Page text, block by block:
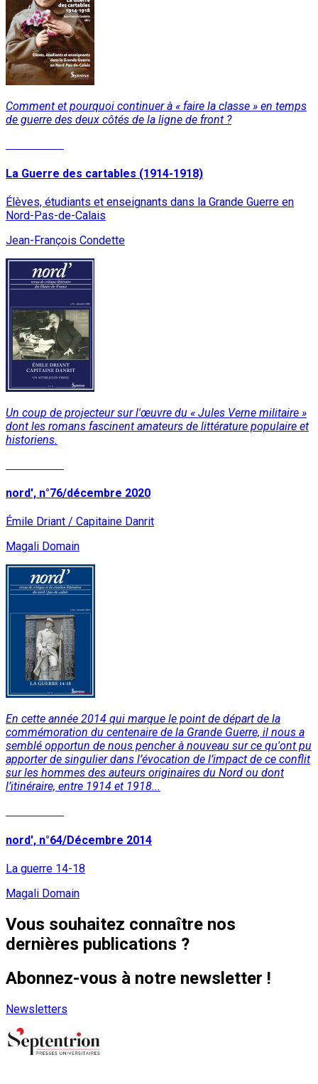
Comment et pourquoi continuer à « faire la classe » en temps
de guerre des deux côtés de la ligne de front ?
La Guerre des cartables (1914-1918)
Élèves, étudiants et enseignants dans la Grande Guerre en
Nord-Pas-de-Calais
Jean-François Condette
Un coup de projecteur sur l'œuvre du « Jules Verne militaire »
dont les romans fascinent amateurs de littérature populaire et
historiens.
nord', n°76/décembre 2020
Émile Driant / Capitaine Danrit
Magali Domain
En cette année 2014 qui marque le point de départ de la
commémoration du centenaire de la Grande Guerre, il nous a
semblé opportun de nous pencher à nouveau sur ce qu'ont pu
apporter de singulier dans l’évocation de l’impact de ce conflit
sur les hommes des auteurs originaires du Nord ou dont
l’itinéraire, entre 1914 et 1918...
nord', n°64/Décembre 2014
La guerre 14-18
Magali Domain
Vous souhaitez connaître nos
dernières publications ?
Abonnez-vous à notre newsletter !
Newsletters